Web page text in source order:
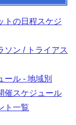
トの日程スケジ
ソン / トライアス
ール - 地域別
催スケジュール
ト一覧